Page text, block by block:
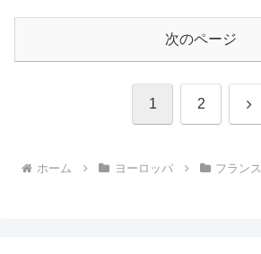
次のページ
1 2 次
ホーム ヨーロッパ フランス